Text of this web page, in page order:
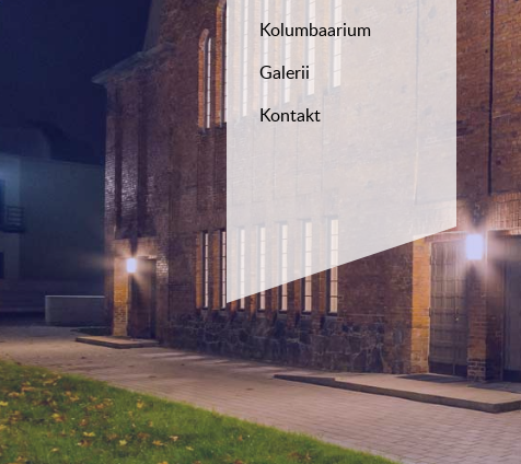
Kolumbaarium
Galerii
Kontakt